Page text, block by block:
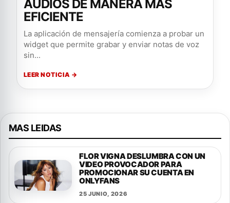
AUDIOS DE MANERA MÁS
EFICIENTE
La aplicación de mensajería comienza a probar un
widget que permite grabar y enviar notas de voz
sin...
LEER NOTICIA →
MAS LEIDAS
FLOR VIGNA DESLUMBRA CON UN
VIDEO PROVOCADOR PARA
PROMOCIONAR SU CUENTA EN
ONLYFANS
25 JUNIO, 2026